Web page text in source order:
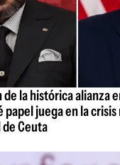
la histórica alianza
papel juega en la
Ceuta